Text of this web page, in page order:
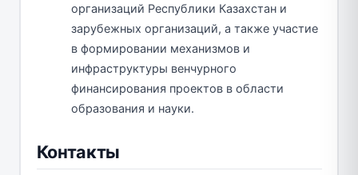
организаций Республики Казахстан и
зарубежных организаций, а также участие
в формировании механизмов и
инфраструктуры венчурного
финансирования проектов в области
образования и науки.
Контакты